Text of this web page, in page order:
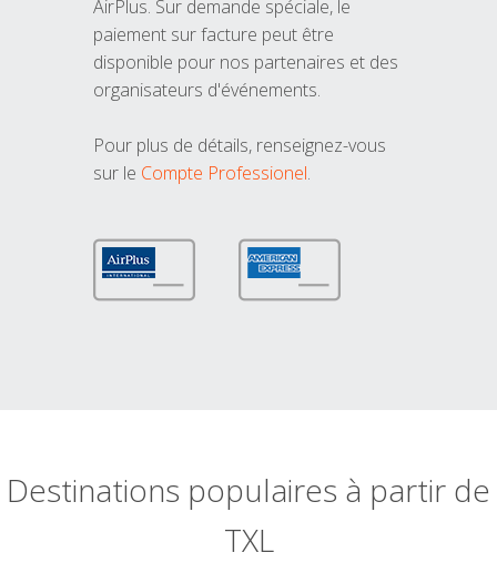
AirPlus. Sur demande spéciale, le
paiement sur facture peut être
disponible pour nos partenaires et des
organisateurs d'événements.
Pour plus de détails, renseignez-vous
sur le Compte Professionel.
Destinations populaires à partir de
TXL